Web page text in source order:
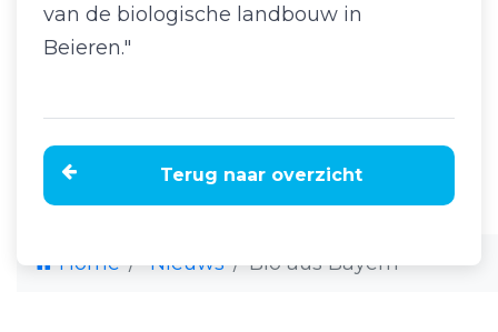
Home Nieuws Bio aus Bayern
van de biologische landbouw in
Beieren."
Terug naar overzicht